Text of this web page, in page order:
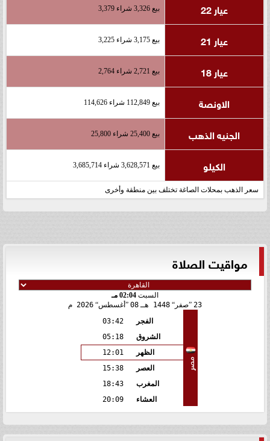
عيار 22 بيع 3,326 شراء 3,379
عيار 21 بيع 3,175 شراء 3,225
عيار 18 بيع 2,721 شراء 2,764
الاونصة بيع 112,849 شراء 114,626
الجنيه الذهب بيع 25,400 شراء 25,800
الكيلو بيع 3,628,571 شراء 3,685,714
سعر الذهب بمحلات الصاغة تختلف بين منطقة وأخرى
مواقيت الصلاة
السبت 02:04 مـ
23 صفر 1448 هـ 08 أغسطس 2026 م
مصر
الفجر
03:42
الشروق
05:18
الظهر
12:01
العصر
15:38
المغرب
18:43
العشاء
20:09